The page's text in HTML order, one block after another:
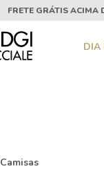
FRETE GRÁTIS ACIMA
DIA
Camisas